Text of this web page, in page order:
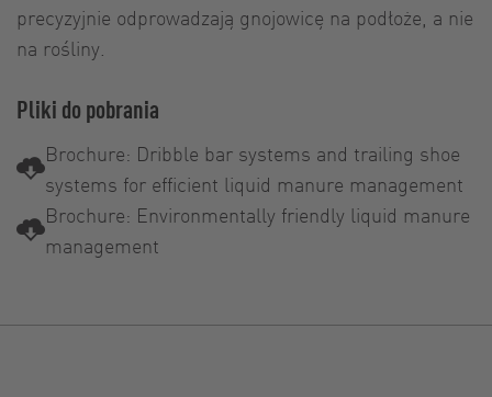
precyzyjnie odprowadzają gnojowicę na podłoże, a nie
na rośliny.
Pliki do pobrania
Brochure: Dribble bar systems and trailing shoe
systems for efficient liquid manure management
Brochure: Environmentally friendly liquid manure
management